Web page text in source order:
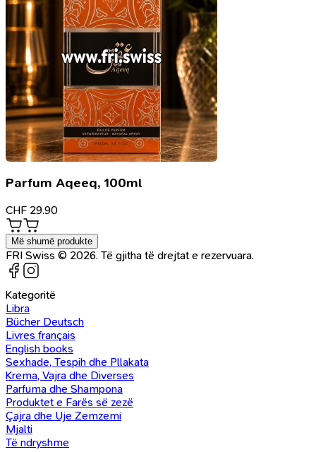
Parfum Aqeeq, 100ml
CHF 29.90
Më shumë produkte
FRI Swiss © 2026. Të gjitha të drejtat e rezervuara.
Kategoritë
Libra
Bücher Deutsch
Livres français
English books
Sexhade, Tespih dhe Pllakata
Krema, Vajra dhe Diverses
Parfuma dhe Shampona
Produktet e Farës së zezë
Çajra dhe Uje Zemzemi
Mjalti
Të ndryshme